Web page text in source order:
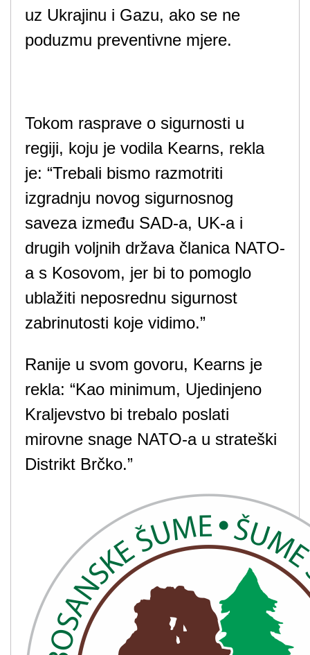
uz Ukrajinu i Gazu, ako se ne
poduzmu preventivne mjere.
Tokom rasprave o sigurnosti u
regiji, koju je vodila Kearns, rekla
je: “Trebali bismo razmotriti
izgradnju novog sigurnosnog
saveza između SAD-a, UK-a i
drugih voljnih država članica NATO-
a s Kosovom, jer bi to pomoglo
ublažiti neposrednu sigurnost
zabrinutosti koje vidimo.”
Ranije u svom govoru, Kearns je
rekla: “Kao minimum, Ujedinjeno
Kraljevstvo bi trebalo poslati
mirovne snage NATO-a u strateški
Distrikt Brčko.”